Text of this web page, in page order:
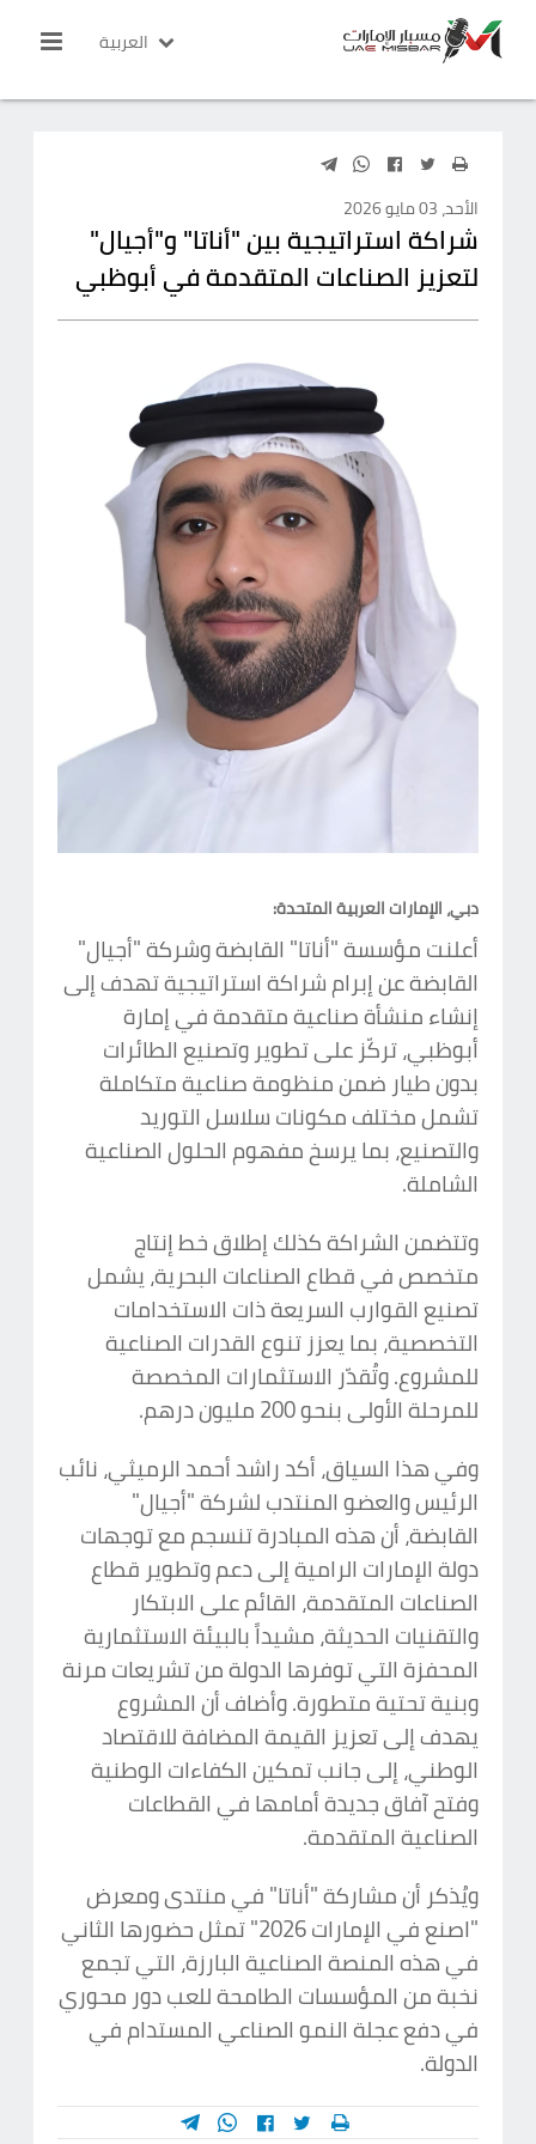
العربية
الأحد، 03 مايو 2026
شراكة استراتيجية بين "أناتا" و"أجيال"
لتعزيز الصناعات المتقدمة في أبوظبي
دبي، الإمارات العربية المتحدة:
أعلنت مؤسسة "أناتا" القابضة وشركة "أجيال"
القابضة عن إبرام شراكة استراتيجية تهدف إلى
إنشاء منشأة صناعية متقدمة في إمارة
أبوظبي، تركّز على تطوير وتصنيع الطائرات
بدون طيار ضمن منظومة صناعية متكاملة
تشمل مختلف مكونات سلاسل التوريد
والتصنيع، بما يرسخ مفهوم الحلول الصناعية
الشاملة.
وتتضمن الشراكة كذلك إطلاق خط إنتاج
متخصص في قطاع الصناعات البحرية، يشمل
تصنيع القوارب السريعة ذات الاستخدامات
التخصصية، بما يعزز تنوع القدرات الصناعية
للمشروع. وتُقدّر الاستثمارات المخصصة
للمرحلة الأولى بنحو 200 مليون درهم.
وفي هذا السياق، أكد راشد أحمد الرميثي، نائب
الرئيس والعضو المنتدب لشركة "أجيال"
القابضة، أن هذه المبادرة تنسجم مع توجهات
دولة الإمارات الرامية إلى دعم وتطوير قطاع
الصناعات المتقدمة، القائم على الابتكار
والتقنيات الحديثة، مشيداً بالبيئة الاستثمارية
المحفزة التي توفرها الدولة من تشريعات مرنة
وبنية تحتية متطورة. وأضاف أن المشروع
يهدف إلى تعزيز القيمة المضافة للاقتصاد
الوطني، إلى جانب تمكين الكفاءات الوطنية
وفتح آفاق جديدة أمامها في القطاعات
الصناعية المتقدمة.
ويُذكر أن مشاركة "أناتا" في منتدى ومعرض
"اصنع في الإمارات 2026" تمثل حضورها الثاني
في هذه المنصة الصناعية البارزة، التي تجمع
نخبة من المؤسسات الطامحة للعب دور محوري
في دفع عجلة النمو الصناعي المستدام في
الدولة.